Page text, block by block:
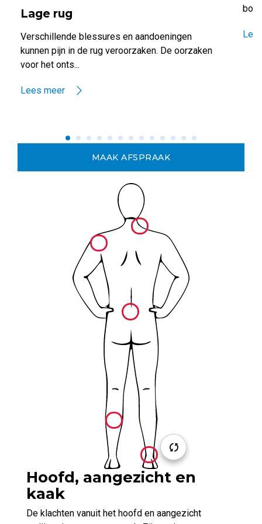
Lage rug
Verschillende blessures en aandoeningen
kunnen pijn in de rug veroorzaken. De oorzaken
voor het onts...
Lees meer
MAAK AFSPRAAK
Hoofd, aangezicht en
kaak
De klachten vanuit het hoofd en aangezicht